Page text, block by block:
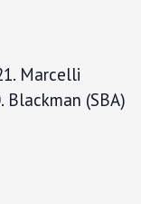
Marcelli
Blackman (SBA)